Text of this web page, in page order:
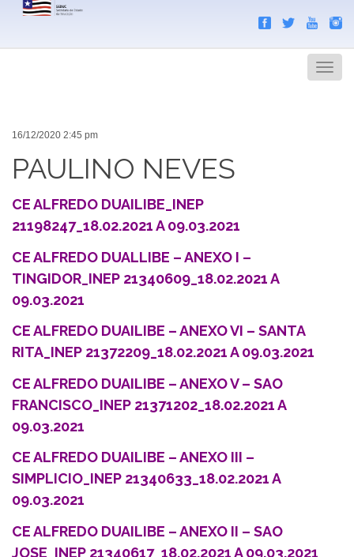
Menu
16/12/2020 2:45 pm
PAULINO NEVES
CE ALFREDO DUAILIBE_INEP
21198247_18.02.2021 A 09.03.2021
CE ALFREDO DUALLIBE – ANEXO I –
TINGIDOR_INEP 21340609_18.02.2021 A
09.03.2021
CE ALFREDO DUAILIBE – ANEXO VI – SANTA
RITA_INEP 21372209_18.02.2021 A 09.03.2021
CE ALFREDO DUAILIBE – ANEXO V – SAO
FRANCISCO_INEP 21371202_18.02.2021 A
09.03.2021
CE ALFREDO DUAILIBE – ANEXO III –
SIMPLICIO_INEP 21340633_18.02.2021 A
09.03.2021
CE ALFREDO DUAILIBE – ANEXO II – SAO
JOSE_INEP 21340617_18.02.2021 A 09.03.2021